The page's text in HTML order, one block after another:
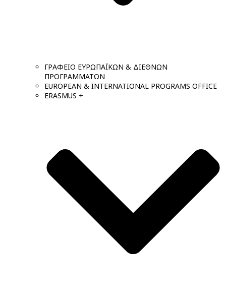
ΓΡΑΦΕΙΟ ΕΥΡΩΠΑΪΚΩΝ & ΔΙΕΘΝΩΝ
ΠΡΟΓΡΑΜΜΑΤΩΝ
EUROPEAN & INTERNATIONAL PROGRAMS OFFICE
ERASMUS +